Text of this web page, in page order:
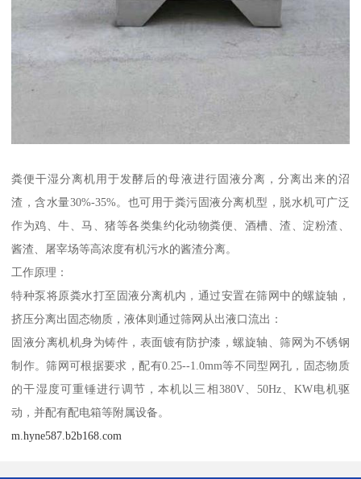
粪便干湿分离机用于发酵后的母液进行固液分离，分离出来的沼
渣，含水量30%-35%。也可用于粪污固液分离机型，脱水机可广泛
作为鸡、牛、马、猪等各类集约化动物粪便、酒槽、渣、淀粉渣、
酱渣、屠宰场等高浓度有机污水的酱渣分离。
工作原理：
特种泵将原粪水打至固液分离机内，通过安置在筛网中的螺旋轴，
挤压分离出固态物质，液体则通过筛网从出液口流出：
固液分离机机身为铸件，表面镀有防护漆，螺旋轴、筛网为不锈钢
制作。筛网可根据要求，配有0.25--1.0mm等不同型网孔，固态物质
的干湿度可重锤进行调节，本机以三相380V、50Hz、KW电机驱
动，并配有配电箱等附属设备。
m.hyne587.b2b168.com